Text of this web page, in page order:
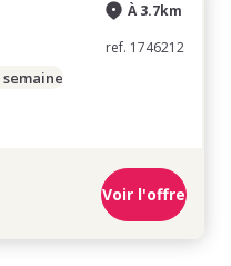
À 3.7km
ref. 1746212
semaine
Voir l'offre